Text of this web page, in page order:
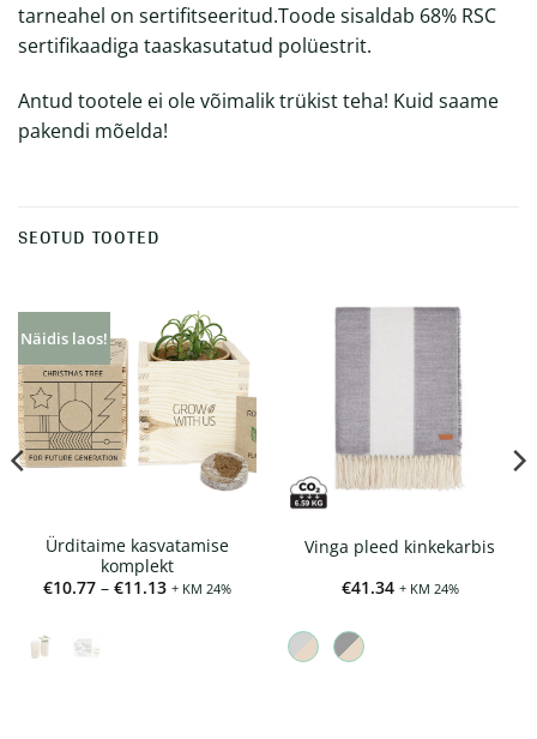
tarneahel on sertifitseeritud.Toode sisaldab 68% RSC
sertifikaadiga taaskasutatud polüestrit.
Antud tootele ei ole võimalik trükist teha! Kuid saame
pakendi mõelda!
SEOTUD TOOTED
Näidis laos!
Ürditaime kasvatamise
komplekt
€10.77 – €11.13Hinnavahemik:
+ KM 24%
Vinga pleed kinkekarbis
€41.34 + KM 24%